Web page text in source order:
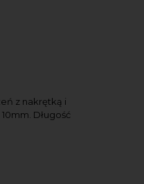
z nakrętką i
Długość